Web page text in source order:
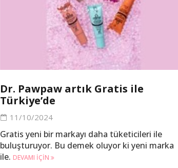
Dr. Pawpaw artık Gratis ile
Türkiye’de
11/10/2024
Gratis yeni bir markayı daha tüketicileri ile
buluşturuyor. Bu demek oluyor ki yeni marka
ile. DEVAMI IÇIN